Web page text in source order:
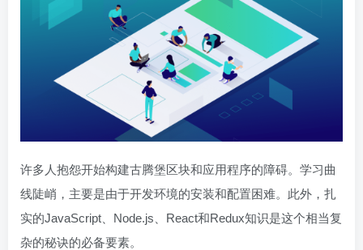
许多人抱怨开始构建古腾堡区块和应用程序的障碍。学习曲
线陡峭，主要是由于开发环境的安装和配置困难。此外，扎
实的JavaScript、Node.js、React和Redux知识是这个相当复
杂的秘诀的必备要素。